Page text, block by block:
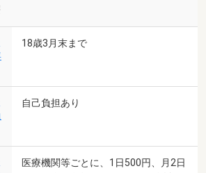
18歳3月末まで
自己負担あり
医療機関等ごとに、1日500円、月2日